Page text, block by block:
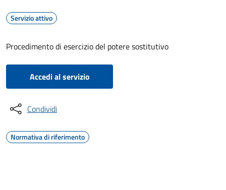
Servizio attivo
Procedimento di esercizio del potere sostitutivo
Accedi al servizio
Condividi
Normativa di riferimento